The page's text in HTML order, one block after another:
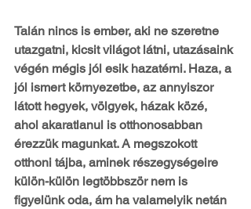
Talán nincs is ember, aki ne szeretne
utazgatni, kicsit világot látni, utazásaink
végén mégis jól esik hazatérni. Haza, a
jól ismert környezetbe, az annyiszor
látott hegyek, völgyek, házak közé,
ahol akaratlanul is otthonosabban
érezzük magunkat. A megszokott
otthoni tájba, aminek részegységeire
külön-külön legtöbbször nem is
figyelünk oda, ám ha valamelyik netán